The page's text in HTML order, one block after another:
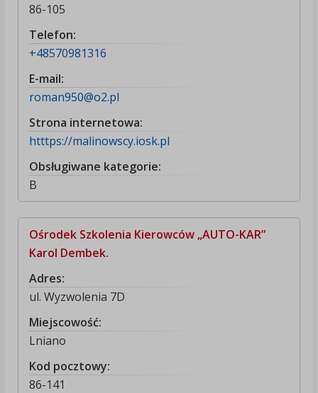
86-105
Telefon:
+48570981316
E-mail:
roman950@o2.pl
Strona internetowa:
htttps://malinowscy.iosk.pl
Obsługiwane kategorie:
B
Ośrodek Szkolenia Kierowców „AUTO-KAR”
Karol Dembek.
Adres:
ul. Wyzwolenia 7D
Miejscowość:
Lniano
Kod pocztowy:
86-141